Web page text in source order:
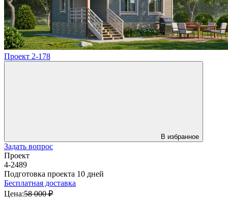
Проект 2-178
В избранное
Задать вопрос
Проект
4-2489
Подготовка проекта 10 дней
Бесплатная доставка
Цена:58 000 ₽